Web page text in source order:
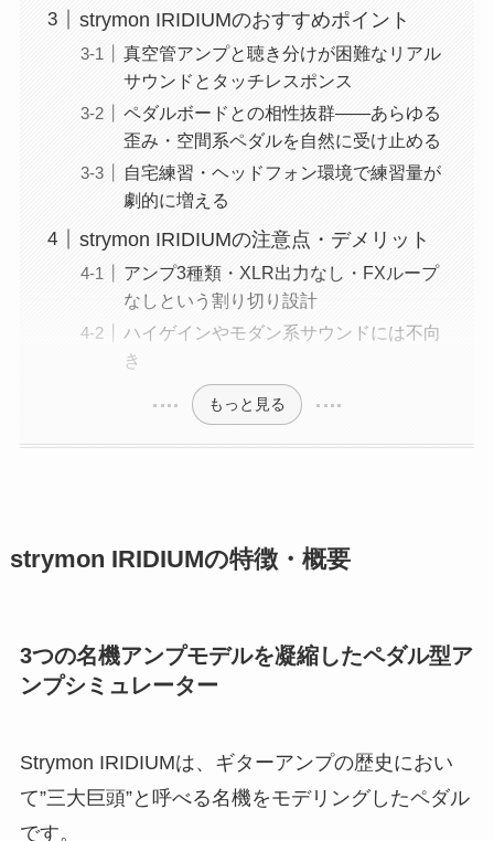
strymon IRIDIUMのおすすめポイント
真空管アンプと聴き分けが困難なリアル
サウンドとタッチレスポンス
ペダルボードとの相性抜群――あらゆる
歪み・空間系ペダルを自然に受け止める
自宅練習・ヘッドフォン環境で練習量が
劇的に増える
strymon IRIDIUMの注意点・デメリット
アンプ3種類・XLR出力なし・FXループ
なしという割り切り設計
ハイゲインやモダン系サウンドには不向
き
もっと見る
strymon IRIDIUMの特徴・概要
3つの名機アンプモデルを凝縮したペダル型ア
ンプシミュレーター
Strymon IRIDIUMは、ギターアンプの歴史におい
て”三大巨頭”と呼べる名機をモデリングしたペダル
です。